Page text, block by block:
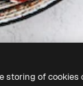
storing of